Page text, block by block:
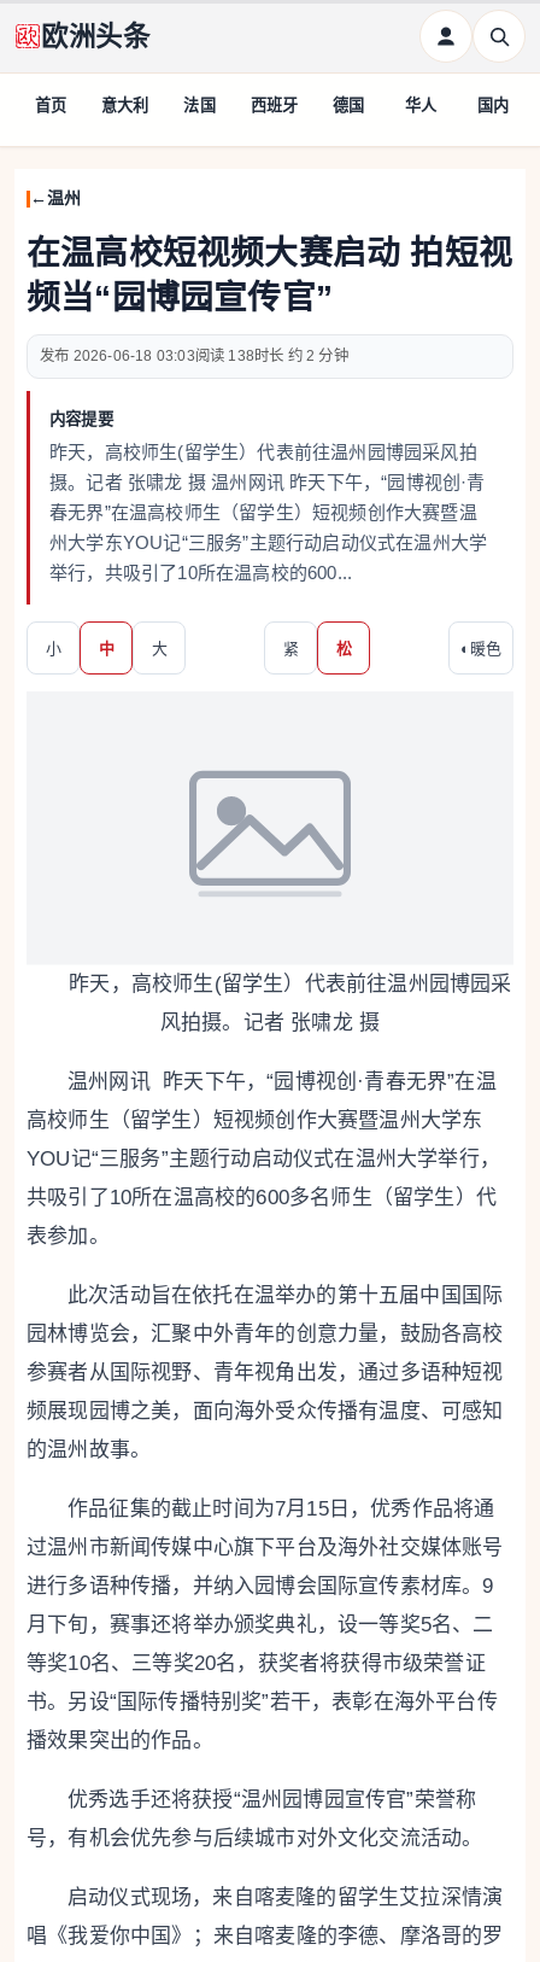
欧洲头条
首页 意大利 法国 西班牙 德国 华人 国内
温州
在温高校短视频大赛启动 拍短视
频当“园博园宣传官”
2026-06-18 03:03 138 约 2 分钟
内容提要
昨天，高校师生(留学生）代表前往温州园博园采风拍
摄。记者 张啸龙 摄 温州网讯 昨天下午，“园博视创·青
春无界”在温高校师生（留学生）短视频创作大赛暨温
州大学东YOU记“三服务”主题行动启动仪式在温州大学
举行，共吸引了10所在温高校的600...
小 中 大 紧 松 ◐ 暖色
昨天，高校师生(留学生）代表前往温州园博园采
风拍摄。记者 张啸龙 摄
温州网讯 昨天下午，“园博视创·青春无界”在温
高校师生（留学生）短视频创作大赛暨温州大学东
YOU记“三服务”主题行动启动仪式在温州大学举行，
共吸引了10所在温高校的600多名师生（留学生）代
表参加。
此次活动旨在依托在温举办的第十五届中国国际
园林博览会，汇聚中外青年的创意力量，鼓励各高校
参赛者从国际视野、青年视角出发，通过多语种短视
频展现园博之美，面向海外受众传播有温度、可感知
的温州故事。
作品征集的截止时间为7月15日，优秀作品将通
过温州市新闻传媒中心旗下平台及海外社交媒体账号
进行多语种传播，并纳入园博会国际宣传素材库。9
月下旬，赛事还将举办颁奖典礼，设一等奖5名、二
等奖10名、三等奖20名，获奖者将获得市级荣誉证
书。另设“国际传播特别奖”若干，表彰在海外平台传
播效果突出的作品。
优秀选手还将获授“温州园博园宣传官”荣誉称
号，有机会优先参与后续城市对外文化交流活动。
启动仪式现场，来自喀麦隆的留学生艾拉深情演
唱《我爱你中国》；来自喀麦隆的李德、摩洛哥的罗